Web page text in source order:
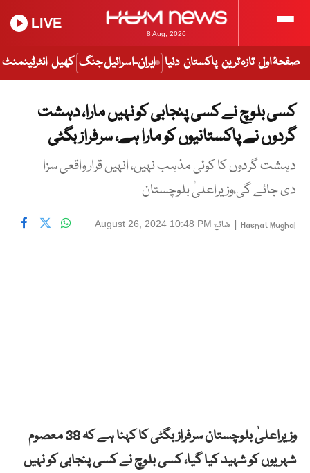
8 Aug, 2026
LIVE
صفحۂ اول تازہ ترین پاکستان دنیا ایران-اسرائیل جنگ کھیل انٹرٹینمنٹ
کسی بلوچ نے کسی پنجابی کو نہیں مارا، دہشت
گردوں نے پاکستانیوں کو مارا ہے، سرفراز بگٹی
دہشت گردوں کا کوئی مذہب نہیں، انہیں قرار واقعی سزا
دی جائے گی،وزیراعلیٰ بلوچستان
Hasnat Mughal
| شائع August 26, 2024 10:48 PM
وزیراعلیٰ بلوچستان سرفراز بگٹی کا کہنا ہے کہ 38 معصوم
شہریوں کو شہید کیا گیا، کسی بلوچ نے کسی پنجابی کو نہیں